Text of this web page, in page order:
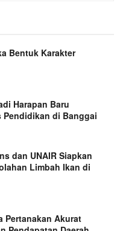
Bentuk Karakter
Harapan Baru
di Banggai
dan UNAIR Siapkan
Limbah Ikan di
Pertanakan Akurat